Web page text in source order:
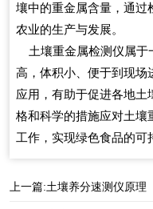
壤中的重金属含量，通过
农业的生产与发展。
土壤重金属检测仪属于
高，体积小、便于到现场
应用，有助于促进各地土
格和科学的措施应对土壤
工作，实现绿色食品的可
上一篇:土壤养分速测仪原理